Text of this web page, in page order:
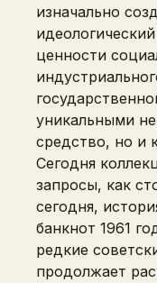
изначально
ценности
уникальными
средство, но и
Сегодня
запросы, как
сегодня,
банкнот 1961
редкие
продолжает